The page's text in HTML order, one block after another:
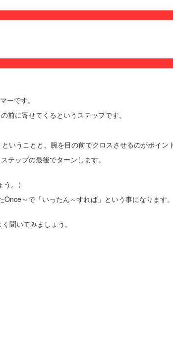
ーです。
前に寄せてくるというステップです。
いうことと、腕を目の前でクロスさせるのがポイント
テップの最後でターンします。
。）
～で「いったん～すれば」という事になります
聞いてみましょう。